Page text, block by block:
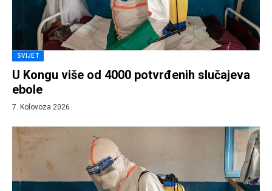
SVIJET
U Kongu više od 4000 potvrđenih slučajeva
ebole
7. Kolovoza 2026.